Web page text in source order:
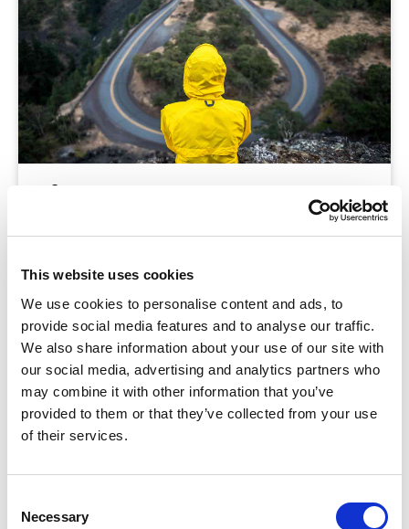
This website uses cookies
We use cookies to personalise content and ads, to
provide social media features and to analyse our traffic.
We also share information about your use of our site with
our social media, advertising and analytics partners who
may combine it with other information that you’ve
provided to them or that they’ve collected from your use
of their services.
Selection
Necessary
Wil je als school op een goede manier leerlingen
loopbaandossier laten opbouwen, dan is een
gedegen aanpak onontbeerlijk. Hoe laat je
leerlingen de juiste keuzes maken? Welk
lesmateriaal gebruik je